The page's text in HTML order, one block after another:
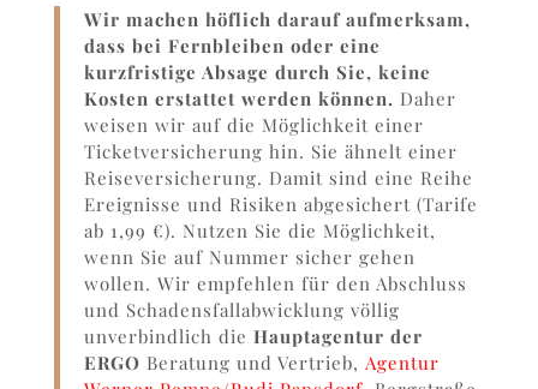
Wir machen höflich darauf aufmerksam,
dass bei Fernbleiben oder eine
kurzfristige Absage durch Sie, keine
Kosten erstattet werden können. Daher
weisen wir auf die Möglichkeit einer
Ticketversicherung hin. Sie ähnelt einer
Reiseversicherung. Damit sind eine Reihe
Ereignisse und Risiken abgesichert (Tarife
ab 1,99 €). Nutzen Sie die Möglichkeit,
wenn Sie auf Nummer sicher gehen
wollen. Wir empfehlen für den Abschluss
und Schadensfallabwicklung völlig
unverbindlich die Hauptagentur der
ERGO Beratung und Vertrieb, Agentur